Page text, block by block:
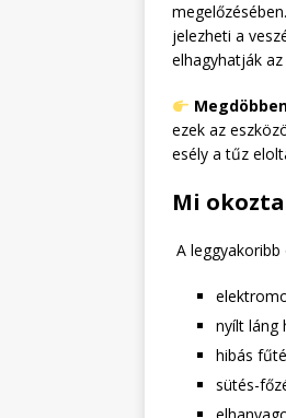
jelezheti a
elhagyhatják
ezek az
esély a tűz
Mi
A
nyílt láng
hibás
sütés-